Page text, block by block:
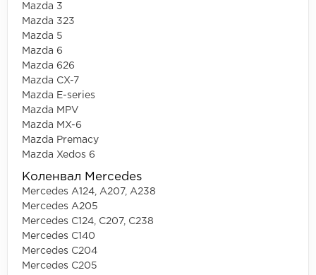
Mazda 3
Mazda 323
Mazda 5
Mazda 6
Mazda 626
Mazda CX-7
Mazda E-series
Mazda MPV
Mazda MX-6
Mazda Premacy
Mazda Xedos 6
Коленвал Mercedes
Mercedes A124, A207, A238
Mercedes A205
Mercedes C124, C207, C238
Mercedes C140
Mercedes C204
Mercedes C205